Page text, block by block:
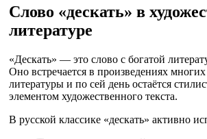
Слово «дескать» в
литературе
«Дескать» — это слово с богатой
Оно встречается в произведениях многих
литературы и по сей день остаётся
элементом художественного текста.
В русской классике «дескать» активно